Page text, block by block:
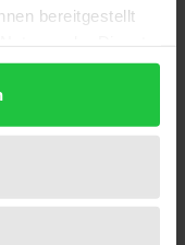
bereitgestellt
Bildung. Das
und
Adorno
zu bearbeiten,
beachtet
kritischen